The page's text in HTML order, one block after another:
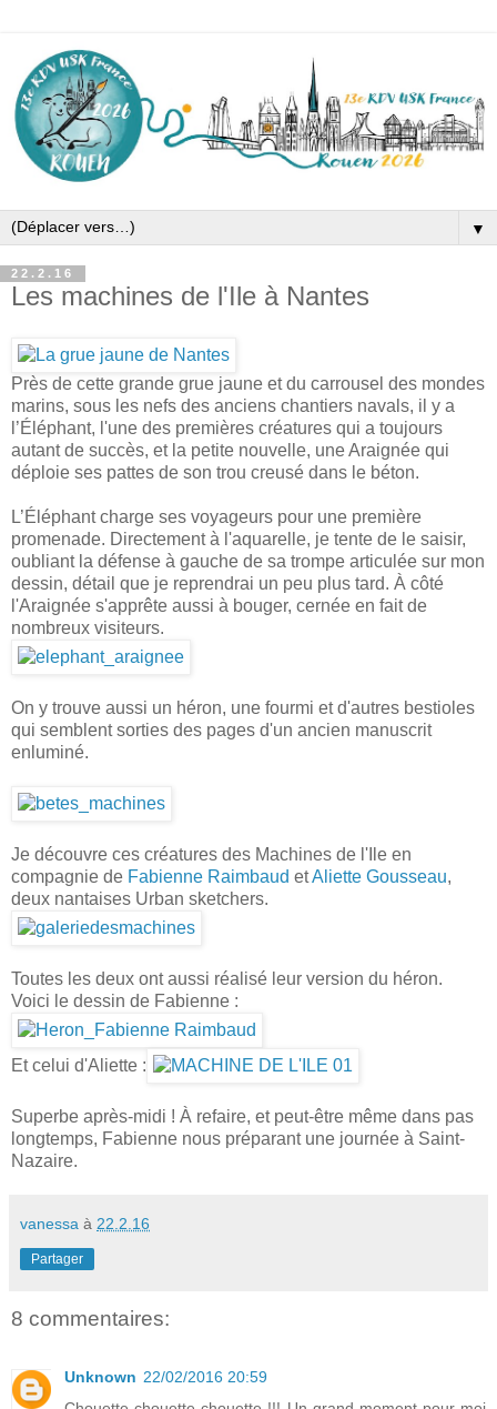
▼
22.2.16
Les machines de l'Ile à Nantes
Près de cette grande grue jaune et du carrousel des mondes
marins, sous les nefs des anciens chantiers navals, il y a
l’Éléphant, l'une des premières créatures qui a toujours
autant de succès, et la petite nouvelle, une Araignée qui
déploie ses pattes de son trou creusé dans le béton.
L’Éléphant charge ses voyageurs pour une première
promenade. Directement à l'aquarelle, je tente de le saisir,
oubliant la défense à gauche de sa trompe articulée sur mon
dessin, détail que je reprendrai un peu plus tard. À côté
l'Araignée s'apprête aussi à bouger, cernée en fait de
nombreux visiteurs.
On y trouve aussi un héron, une fourmi et d'autres bestioles
qui semblent sorties des pages d'un ancien manuscrit
enluminé.
Je découvre ces créatures des Machines de l'Ile en
compagnie de Fabienne Raimbaud etAliette Gousseau,
deux nantaises Urban sketchers.
Toutes les deux ont aussi réalisé leur version du héron.
Voici le dessin de Fabienne :
Et celui d'Aliette :
Superbe après-midi ! À refaire, et peut-être même dans pas
longtemps, Fabienne nous préparant une journée à Saint-
Nazaire.
vanessa à 22.2.16
Partager
8 commentaires:
Unknown 22/02/2016 20:59